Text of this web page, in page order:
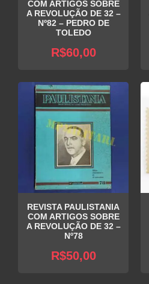
COM ARTIGOS SOBRE
A REVOLUÇÃO DE 32 –
Nº82 – PEDRO DE
TOLEDO
R$60,00
REVISTA PAULISTANIA
COM ARTIGOS SOBRE
A REVOLUÇÃO DE 32 –
Nº78
R$50,00